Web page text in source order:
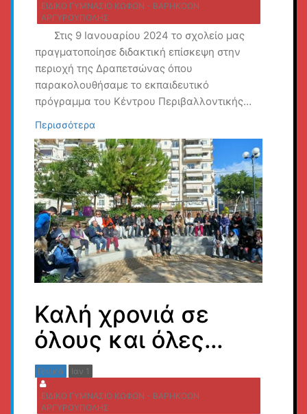
ΕΙΔΙΚΟ ΓΥΜΝΑΣΙΟ ΚΩΦΩΝ - ΒΑΡΗΚΟΩΝ
ΑΡΓΥΡΟΥΠΟΛΗΣ
Στις 9 Ιανουαρίου 2024 το σχολείο μας
πραγματοποίησε διδακτική επίσκεψη στην
περιοχή της Δραπετσώνας όπου
παρακολουθήσαμε το εκπαιδευτικό
πρόγραμμα του Κέντρου Περιβαλλοντικής…
Περισσότερα
Καλή χρονιά σε
όλους και όλες…
Γενικά Ιαν 1
ΕΙΔΙΚΟ ΓΥΜΝΑΣΙΟ ΚΩΦΩΝ - ΒΑΡΗΚΟΩΝ
ΑΡΓΥΡΟΥΠΟΛΗΣ